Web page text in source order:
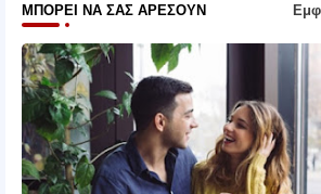
ΜΠΟΡΕΊ ΝΑ ΣΑΣ ΑΡΈΣΟΥΝ